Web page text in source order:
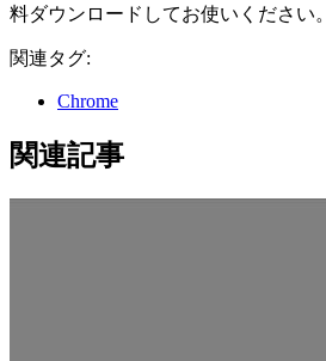
料ダウンロードしてお使いください。
関連タグ:
Chrome
関連記事